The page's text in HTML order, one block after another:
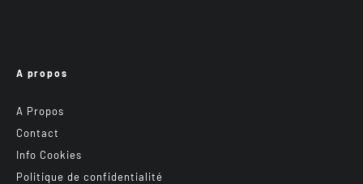
A propos
A Propos
Contact
Info Cookies
Politique de confidentialité